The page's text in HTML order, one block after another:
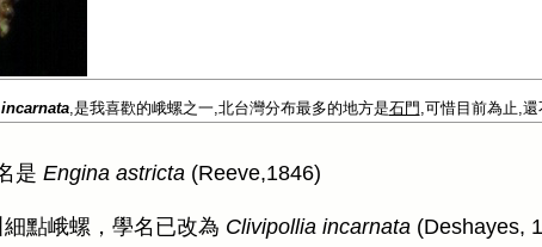
,是我喜歡的峨螺之一,北台灣分布最多的地方是石門 ,可惜目前為止,
是 Engina astricta(Reeve,1846)
點峨螺，學名已改為 Clivipollia incarnata(Deshayes,